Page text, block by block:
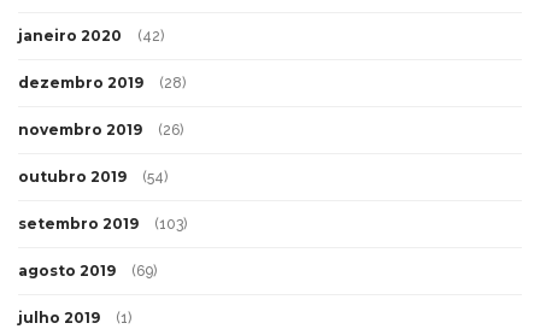
janeiro 2020 (42)
dezembro 2019 (28)
novembro 2019 (26)
outubro 2019 (54)
setembro 2019 (103)
agosto 2019 (69)
julho 2019 (1)